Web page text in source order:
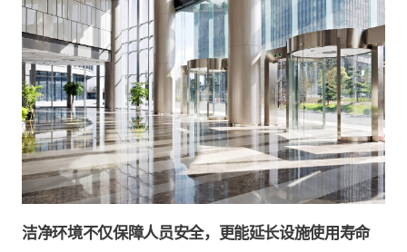
洁净环境不仅保障人员安全，更能延长设施使用寿命